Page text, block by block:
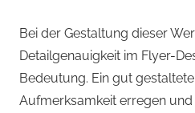
Bei der Gestaltung dieser
Detailgenauigkeit im Flyer-
Bedeutung. Ein gut
Aufmerksamkeit erregen